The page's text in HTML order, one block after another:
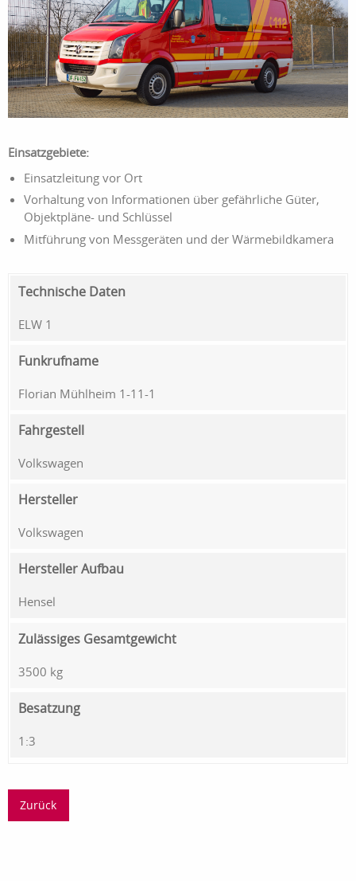
Einsatzgebiete:
Einsatzleitung vor Ort
Vorhaltung von Informationen über gefährliche Güter,
Objektpläne- und Schlüssel
Mitführung von Messgeräten und der Wärmebildkamera
Technische Daten
ELW 1
Funkrufname
Florian Mühlheim 1-11-1
Fahrgestell
Volkswagen
Hersteller
Volkswagen
Hersteller Aufbau
Hensel
Zulässiges Gesamtgewicht
3500 kg
Besatzung
1:3
Zurück